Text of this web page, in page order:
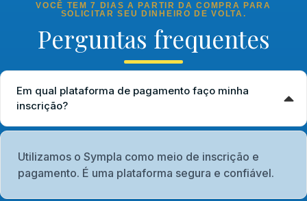
VOCÊ TEM 7 DIAS A PARTIR DA COMPRA PARA
SOLICITAR SEU DINHEIRO DE VOLTA.
Perguntas frequentes
Em qual plataforma de pagamento faço minha
inscrição?
Utilizamos o Sympla como meio de inscrição e
pagamento. É uma plataforma segura e confiável.